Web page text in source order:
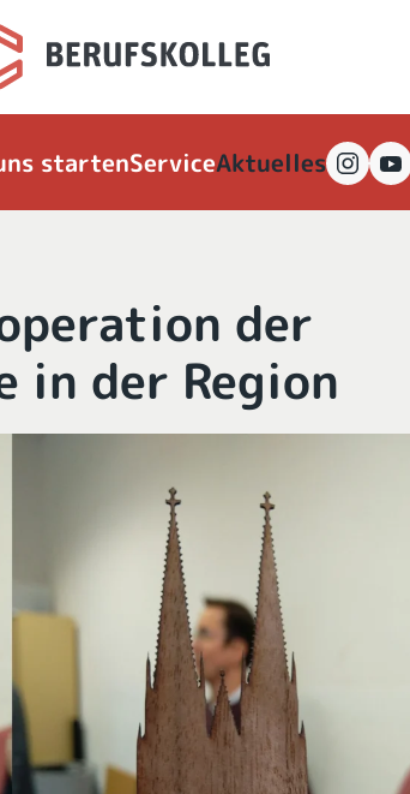
startenServiceAktuelles
der
der Region